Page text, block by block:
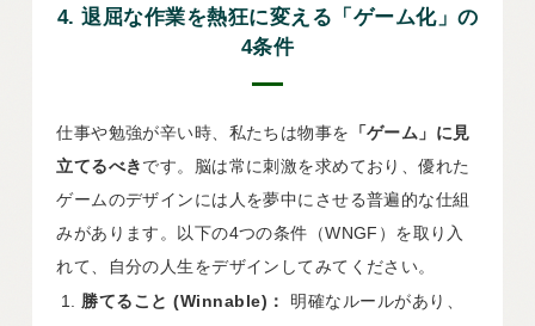
4. 退屈な作業を熱狂に変える「ゲーム化」の
4条件
仕事や勉強が辛い時、私たちは物事を 「ゲーム」に見
立てるべきです。脳は常に刺激を求めており、優れた
ゲームのデザインには人を夢中にさせる普遍的な仕組
みがあります。以下の4つの条件（WNGF）を取り入
れて、自分の人生をデザインしてみてください。
勝てること (Winnable)：
明確なルールがあり、